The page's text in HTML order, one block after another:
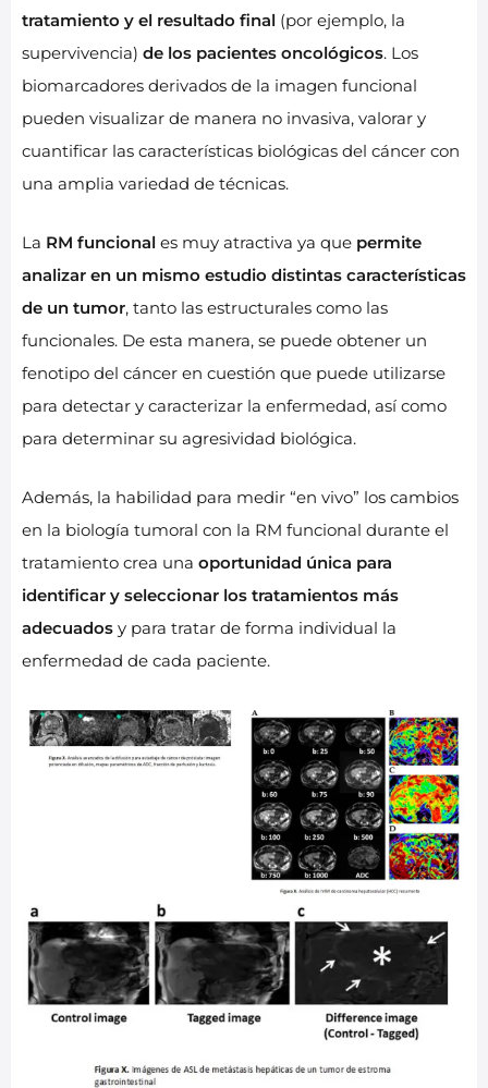
tratamiento y el resultado final (por ejemplo, la
supervivencia) de los pacientes oncológicos. Los
biomarcadores derivados de la imagen funcional
pueden visualizar de manera no invasiva, valorar y
cuantificar las características biológicas del cáncer con
una amplia variedad de técnicas.
La RM funcional es muy atractiva ya que permite
analizar en un mismo estudio distintas características
de un tumor, tanto las estructurales como las
funcionales. De esta manera, se puede obtener un
fenotipo del cáncer en cuestión que puede utilizarse
para detectar y caracterizar la enfermedad, así como
para determinar su agresividad biológica.
Además, la habilidad para medir “en vivo” los cambios
en la biología tumoral con la RM funcional durante el
tratamiento crea una oportunidad única para
identificar y seleccionar los tratamientos más
adecuados y para tratar de forma individual la
enfermedad de cada paciente.